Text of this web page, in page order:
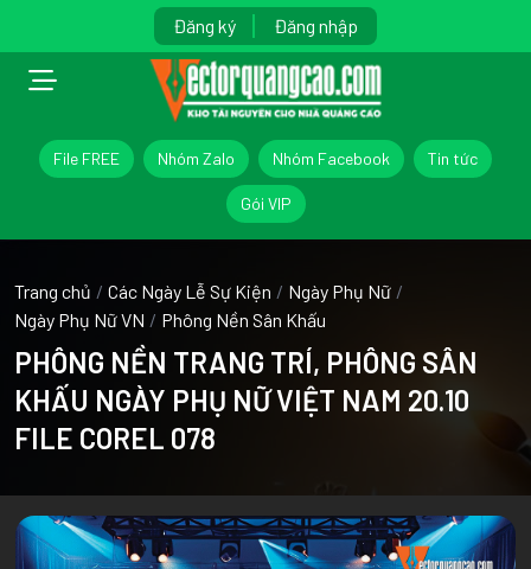
Đăng ký Đăng nhập
File FREE Nhóm Zalo Nhóm Facebook Tin tức
Gói VIP
Trang chủ / Các Ngày Lễ Sự Kiện / Ngày Phụ Nữ /
Ngày Phụ Nữ VN / Phông Nền Sân Khấu
PHÔNG NỀN TRANG TRÍ, PHÔNG SÂN
KHẤU NGÀY PHỤ NỮ VIỆT NAM 20.10
FILE COREL 078